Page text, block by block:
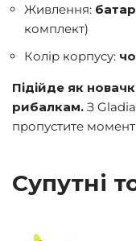
Живлення:
комплект)
Колір корпусу:
Підійде як
рибалкам. З
пропустите
Супутні